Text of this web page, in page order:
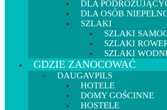
DLA
DLA OSÓB
SZLAKI
SZLAKI
SZLAKI
SZLAKI
GDZIE ZANOCOWAĆ
DAUGAVPILS
HOTELE
DOMY GOŚCINNE
HOSTELE